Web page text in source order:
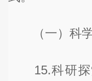
（一）科学
15.科研探